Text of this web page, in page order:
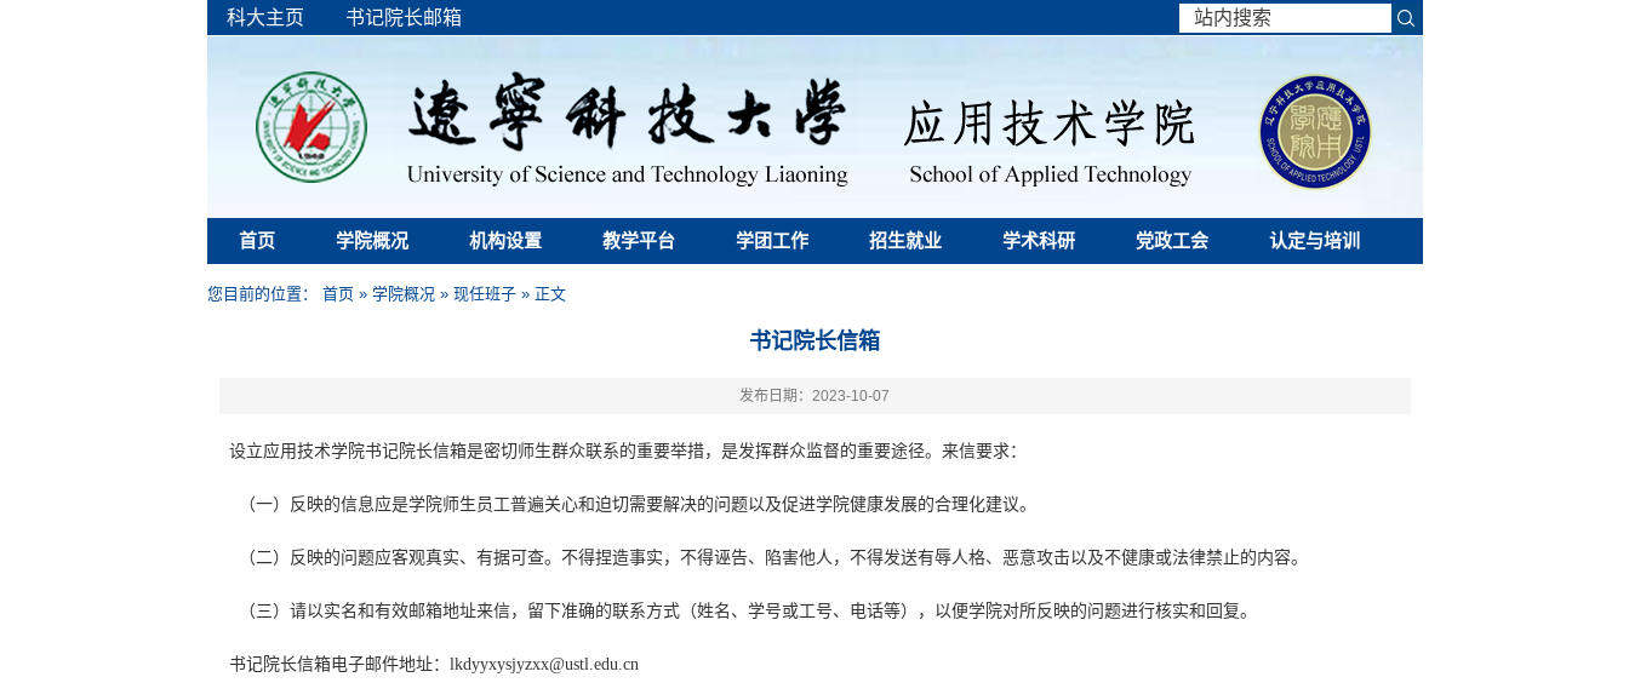
科大主页 书记院长邮箱
首页 学院概况 机构设置 教学平台 学团工作 招生就业 学术科研 党政工会 认定与培训
您目前的位置： 首页» 学院概况» 现任班子» 正文
书记院长信箱
发布日期：2023-10-07
设立应用技术学院书记院长信箱是密切师生群众联系的重要举措，是发挥群众监督的重要途径。来信要求：
（一） 反映的信息应是学院师生员工普遍关心和迫切需要解决的问题以及促进学院健康发展的合理化建议。
（二）反映的问题应客观真实、有据可查。不得捏造事实，不得诬告、陷害他人，不得发送有辱人格、恶意攻击以及不健康或法律禁止的内容。
（三）请以实名和有效邮箱地址来信，留下准确的联系方式（姓名、学号或工号、电话等），以便学院对所反映的问题进行核实和回复。
书记院长信箱电子邮件地址：lkdyyxysjyzxx@ustl.edu.cn